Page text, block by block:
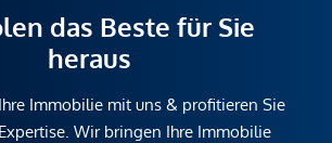
das Beste für Sie
heraus
Immobilie mit uns & profitieren Sie
Wir bringen Ihre Immobilie